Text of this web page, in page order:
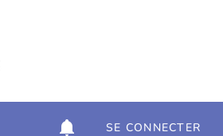
SE CONNECTER